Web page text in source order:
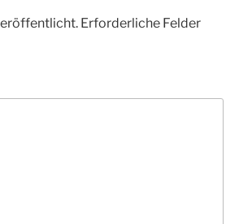
Erforderliche Felder